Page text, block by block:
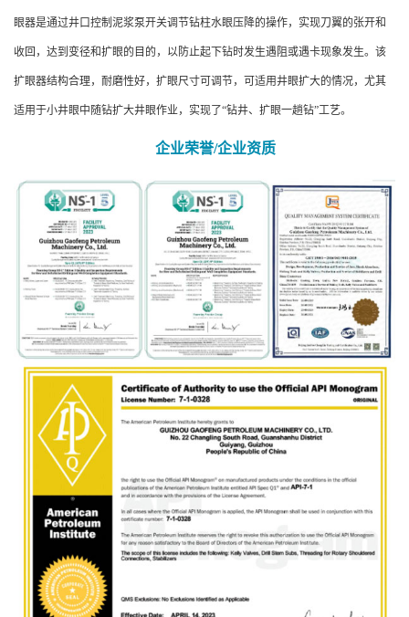
眼器是通过井口控制泥浆泵开关调节钻柱水眼压降的操作，实现刀翼的张开和
收回，达到变径和扩眼的目的，以防止起下钻时发生遇阻或遇卡现象发生。该
扩眼器结构合理，耐磨性好，扩眼尺寸可调节，可适用井眼扩大的情况，尤其
适用于小井眼中随钻扩大井眼作业，实现了“钻井、扩眼一趟钻”工艺。
企业荣誉/企业资质